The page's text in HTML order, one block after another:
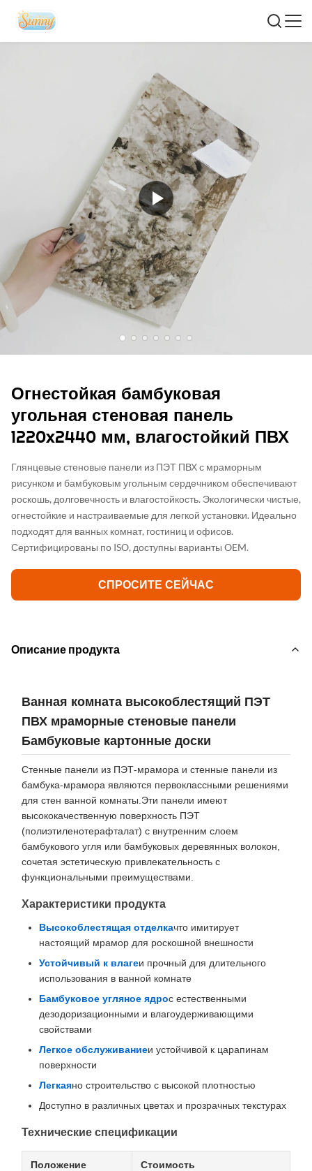
Огнестойкая бамбуковая
угольная стеновая панель
1220x2440 мм, влагостойкий ПВХ
Глянцевые стеновые панели из ПЭТ ПВХ с мраморным
рисунком и бамбуковым угольным сердечником обеспечивают
роскошь, долговечность и влагостойкость. Экологически чистые,
огнестойкие и настраиваемые для легкой установки. Идеально
подходят для ванных комнат, гостиниц и офисов.
Сертифицированы по ISO, доступны варианты OEM.
СПРОСИТЕ СЕЙЧАС
Описание продукта
Ванная комната высокоблестящий ПЭТ
ПВХ мраморные стеновые панели
Бамбуковые картонные доски
Стенные панели из ПЭТ-мрамора и стенные панели из
бамбука-мрамора являются первоклассными решениями
для стен ванной комнаты.Эти панели имеют
высококачественную поверхность ПЭТ
(полиэтиленотерафталат) с внутренним слоем
бамбукового угля или бамбуковых деревянных волокон,
сочетая эстетическую привлекательность с
функциональными преимуществами.
Характеристики продукта
Высокоблестящая отделкачто имитирует
настоящий мрамор для роскошной внешности
Устойчивый к влагеи прочный для длительного
использования в ванной комнате
Бамбуковое угляное ядрос естественными
дезодоризационными и влагоудерживающими
свойствами
Легкое обслуживаниеи устойчивой к царапинам
поверхности
Легкаяно строительство с высокой плотностью
Доступно в различных цветах и прозрачных текстурах
Технические спецификации
Положение Стоимость